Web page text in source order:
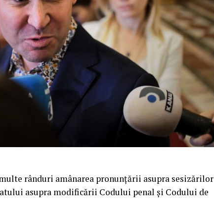
rânduri amânarea pronunţării asupra sesizărilor
asupra modificării Codului penal şi Codului de